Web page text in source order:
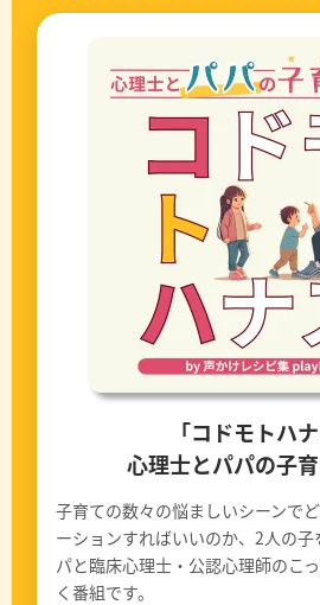
「コドモトハナ
心理士とパパの子
子育ての数々の悩ましいシーンで
ーションすればいいのか、2人の
パと臨床心理士・公認心理師のこ
く番組です。